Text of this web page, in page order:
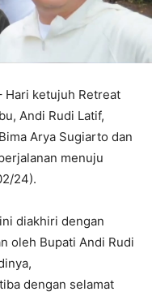
Hari ketujuh Retreat
Andi Rudi Latif,
Arya Sugiarto dan
menuju
24).
diakhiri dengan
oleh Bupati Andi Rudi
dengan selamat